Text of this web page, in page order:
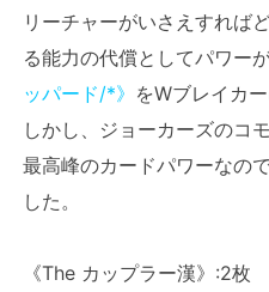
リーチャーがいさえすれば
る能力の代償としてパワー
ッパード/*》 をWブレイカ
しかし、ジョーカーズのコ
最高峰のカードパワーなの
した。
《The カップラー漢》:2枚